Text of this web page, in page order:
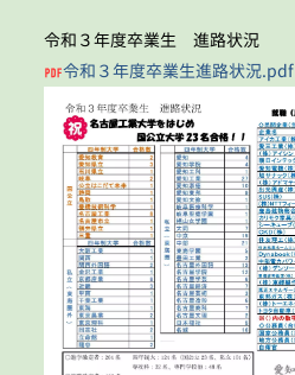
令和３年度卒業生 進路状況
令和３年度卒業生進路状況.pdf